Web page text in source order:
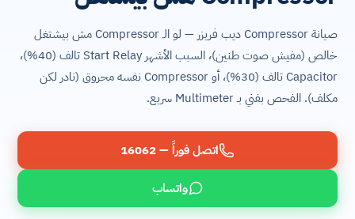
صيانة Compressor ديب فريزر — لو الـ Compressor مش بيشتغل
خالص (مفيش صوت طنين)، السبب الأشهر Start Relay تالف (40%)،
Capacitor تالف (30%)، أو Compressor نفسه محروق (نادر لكن
مكلف). الفحص بفني بـ Multimeter سريع.
اتصل فوراً — 16062
واتساب